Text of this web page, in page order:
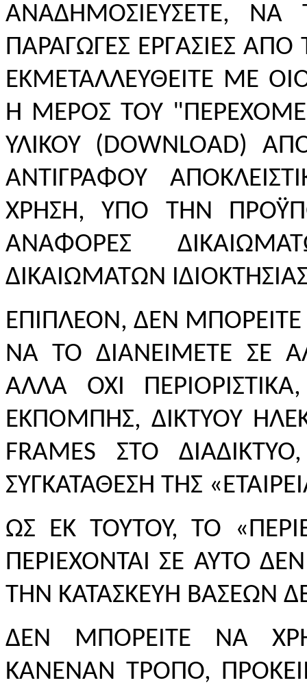
ΑΝΑΔΗΜΟΣΙΕΥΣΕΤΕ, ΝΑ
ΠΑΡΑΓΩΓΕΣ ΕΡΓΑΣΙΕΣ
ΕΚΜΕΤΑΛΛΕΥΘΕΙΤΕ ΜΕ
Ή ΜΕΡΟΣ ΤΟΥ
ΥΛΙΚΟΥ (DOWNLOAD)
ΑΝΤΙΓΡΑΦΟΥ
ΧΡΗΣΗ, ΥΠΟ ΤΗΝ
ΑΝΑΦΟΡΕΣ
ΔΙΚΑΙΩΜΑΤΩΝ
ΕΠΙΠΛΕΟΝ, ΔΕΝ
ΝΑ ΤΟ ΔΙΑΝΕΙΜΕΤΕ ΣΕ
ΑΛΛΑ ΟΧΙ
ΕΚΠΟΜΠΗΣ, ΔΙΚΤΥΟΥ
FRAMES ΣΤΟ
ΣΥΓΚΑΤΑΘΕΣΗ ΤΗΣ
ΩΣ ΕΚ ΤΟΥΤΟΥ, ΤΟ
ΠΕΡΙΕΧΟΝΤΑΙ ΣΕ ΑΥΤΟ
ΤΗΝ ΚΑΤΑΣΚΕΥΗ ΒΑΣΕΩΝ
ΔΕΝ ΜΠΟΡΕΙΤΕ ΝΑ
ΚΑΝΕΝΑΝ ΤΡΟΠΟ,